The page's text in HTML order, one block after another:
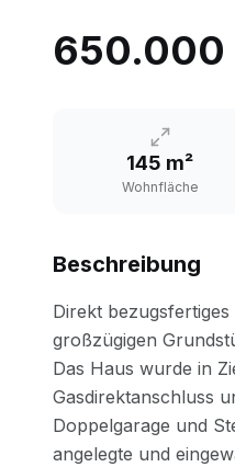
650.000
145 m²
Wohnfläche
Beschreibung